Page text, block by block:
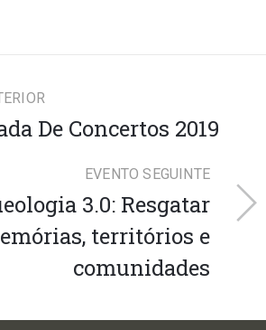
De Concertos 2019
EVENTO SEGUINTE
3.0: Resgatar
territórios e
comunidades